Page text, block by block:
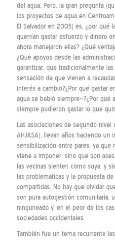
del agua. Pero, la gran pregunta
los proyectos de agua en
El Salvador en 2005) es, ¿por qué
querrían gastar esfuerzo y dinero
ahora manejaron ellas? ¿Qué
¿Qué apoyos desde las
garantizar, que tradicionalmente
sensación de que vienen a
interés a cambio?¿Por qué gastar
agua se bebió siempre»?¿Por qué
siempre pudieron gastar lo que
Las asociaciones de segundo nivel
AHJASA), llevan años haciendo un
sensibilización entre pares, ya que
viene a imponer, sino que son
las vecinas sienten como suya, y
las problemáticas y la propuesta
compartidas. No hay que olvidar
son pura autogestión comunitaria,
ninguneado y, en el peor de los
sociedades occidentales.
También fue un tema recurrente